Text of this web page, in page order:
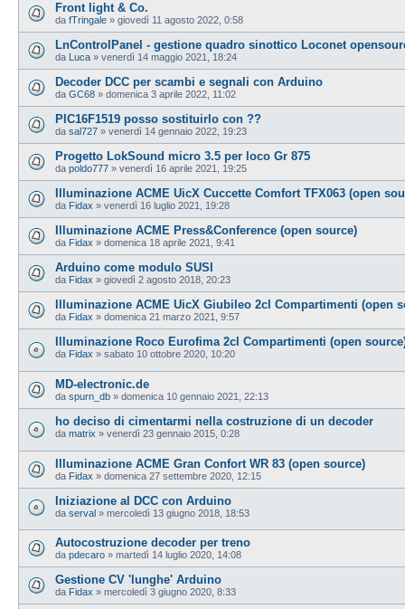
Front light & Co.
da fTringale » giovedì 11 agosto 2022, 0:58
LnControlPanel - gestione quadro sinottico Loconet
da Luca » venerdì 14 maggio 2021, 18:24
Decoder DCC per scambi e segnali con Arduino
da GC68 » domenica 3 aprile 2022, 11:02
PIC16F1519 posso sostituirlo con ??
da sal727 » venerdì 14 gennaio 2022, 19:23
Progetto LokSound micro 3.5 per loco Gr 875
da poldo777 » venerdì 16 aprile 2021, 19:25
Illuminazione ACME UicX Cuccette Comfort TFX063 (open
da Fidax » venerdì 16 luglio 2021, 19:28
Illuminazione ACME Press&Conference (open source)
da Fidax » domenica 18 aprile 2021, 9:41
Arduino come modulo SUSI
da Fidax » giovedì 2 agosto 2018, 20:23
Illuminazione ACME UicX Giubileo 2cl Compartimenti (open
da Fidax » domenica 21 marzo 2021, 9:57
Illuminazione Roco Eurofima 2cl Compartimenti (open
da Fidax » sabato 10 ottobre 2020, 10:20
MD-electronic.de
da spurn_db » domenica 10 gennaio 2021, 22:13
ho deciso di cimentarmi nella costruzione di un decoder
da matrix » venerdì 23 gennaio 2015, 0:28
Illuminazione ACME Gran Confort WR 83 (open source)
da Fidax » domenica 27 settembre 2020, 12:15
Iniziazione al DCC con Arduino
da serval » mercoledì 13 giugno 2018, 18:53
Autocostruzione decoder per treno
da pdecaro » martedì 14 luglio 2020, 14:08
Gestione CV 'lunghe' Arduino
da Fidax » mercoledì 3 giugno 2020, 8:33